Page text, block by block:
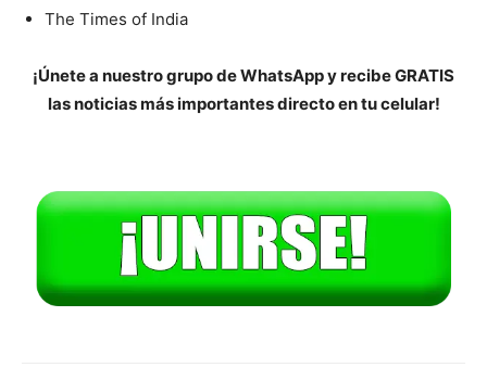
The Times of India
¡Únete a nuestro grupo de WhatsApp y recibe GRATIS
las noticias más importantes directo en tu celular!